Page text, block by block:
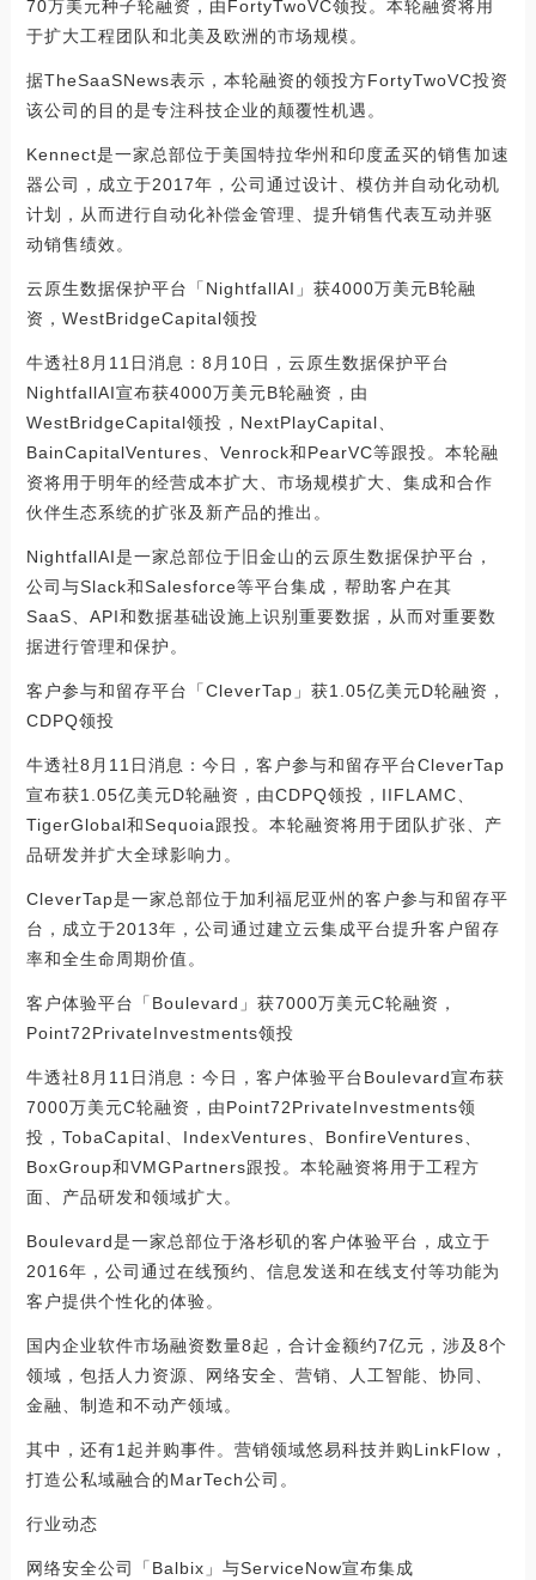
70万美元种子轮融资，由FortyTwoVC领投。本轮融资将用
于扩大工程团队和北美及欧洲的市场规模。
据TheSaaSNews表示，本轮融资的领投方FortyTwoVC投资
该公司的目的是专注科技企业的颠覆性机遇。
Kennect是一家总部位于美国特拉华州和印度孟买的销售加速
器公司，成立于2017年，公司通过设计、模仿并自动化动机
计划，从而进行自动化补偿金管理、提升销售代表互动并驱
动销售绩效。
云原生数据保护平台「NightfallAI」获4000万美元B轮融
资，WestBridgeCapital领投
牛透社8月11日消息：8月10日，云原生数据保护平台
NightfallAI宣布获4000万美元B轮融资，由
WestBridgeCapital领投，NextPlayCapital、
BainCapitalVentures、Venrock和PearVC等跟投。本轮融
资将用于明年的经营成本扩大、市场规模扩大、集成和合作
伙伴生态系统的扩张及新产品的推出。
NightfallAI是一家总部位于旧金山的云原生数据保护平台，
公司与Slack和Salesforce等平台集成，帮助客户在其
SaaS、API和数据基础设施上识别重要数据，从而对重要数
据进行管理和保护。
客户参与和留存平台「CleverTap」获1.05亿美元D轮融资，
CDPQ领投
牛透社8月11日消息：今日，客户参与和留存平台CleverTap
宣布获1.05亿美元D轮融资，由CDPQ领投，IIFLAMC、
TigerGlobal和Sequoia跟投。本轮融资将用于团队扩张、产
品研发并扩大全球影响力。
CleverTap是一家总部位于加利福尼亚州的客户参与和留存平
台，成立于2013年，公司通过建立云集成平台提升客户留存
率和全生命周期价值。
客户体验平台「Boulevard」获7000万美元C轮融资，
Point72PrivateInvestments领投
牛透社8月11日消息：今日，客户体验平台Boulevard宣布获
7000万美元C轮融资，由Point72PrivateInvestments领
投，TobaCapital、IndexVentures、BonfireVentures、
BoxGroup和VMGPartners跟投。本轮融资将用于工程方
面、产品研发和领域扩大。
Boulevard是一家总部位于洛杉矶的客户体验平台，成立于
2016年，公司通过在线预约、信息发送和在线支付等功能为
客户提供个性化的体验。
国内企业软件市场融资数量8起，合计金额约7亿元，涉及8个
领域，包括人力资源、网络安全、营销、人工智能、协同、
金融、制造和不动产领域。
其中，还有1起并购事件。营销领域悠易科技并购LinkFlow，
打造公私域融合的MarTech公司。
行业动态
网络安全公司「Balbix」与ServiceNow宣布集成